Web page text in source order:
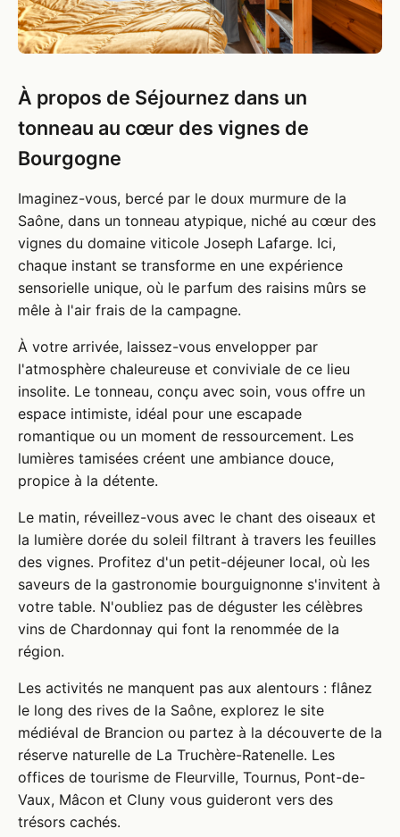
À propos de Séjournez dans un
tonneau au cœur des vignes de
Bourgogne
Imaginez-vous, bercé par le doux murmure de la
Saône, dans un tonneau atypique, niché au cœur des
vignes du domaine viticole Joseph Lafarge. Ici,
chaque instant se transforme en une expérience
sensorielle unique, où le parfum des raisins mûrs se
mêle à l'air frais de la campagne.
À votre arrivée, laissez-vous envelopper par
l'atmosphère chaleureuse et conviviale de ce lieu
insolite. Le tonneau, conçu avec soin, vous offre un
espace intimiste, idéal pour une escapade
romantique ou un moment de ressourcement. Les
lumières tamisées créent une ambiance douce,
propice à la détente.
Le matin, réveillez-vous avec le chant des oiseaux et
la lumière dorée du soleil filtrant à travers les feuilles
des vignes. Profitez d'un petit-déjeuner local, où les
saveurs de la gastronomie bourguignonne s'invitent à
votre table. N'oubliez pas de déguster les célèbres
vins de Chardonnay qui font la renommée de la
région.
Les activités ne manquent pas aux alentours : flânez
le long des rives de la Saône, explorez le site
médiéval de Brancion ou partez à la découverte de la
réserve naturelle de La Truchère-Ratenelle. Les
offices de tourisme de Fleurville, Tournus, Pont-de-
Vaux, Mâcon et Cluny vous guideront vers des
trésors cachés.